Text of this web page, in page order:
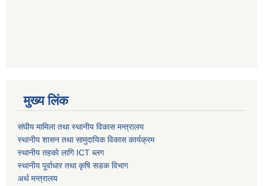
मुख्य लिंक
संघीय मामिला तथा स्थानीय विकास मन्त्रालय
स्थानीय शासन तथा सामुदायिक विकास कार्यक्रम
स्थानीय तहको लागि ICT ब्लग
स्थानीय पूर्वाधार तथा कृषि सडक विभाग
अर्थ मन्त्रालय